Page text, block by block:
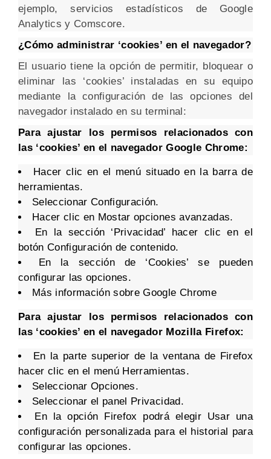
ejemplo, servicios estadísticos de Google
Analytics y Comscore.
¿Cómo administrar ‘cookies’ en el navegador?
El usuario tiene la opción de permitir, bloquear o
eliminar las ‘cookies’ instaladas en su equipo
mediante la configuración de las opciones del
navegador instalado en su terminal:
Para ajustar los permisos relacionados con
las ‘cookies’ en el navegador Google Chrome:
Hacer clic en el menú situado en la barra de
herramientas.
Seleccionar Configuración.
Hacer clic en Mostar opciones avanzadas.
En la sección ‘Privacidad’ hacer clic en el
botón Configuración de contenido.
En la sección de ‘Cookies’ se pueden
configurar las opciones.
Más información sobre Google Chrome
Para ajustar los permisos relacionados con
las ‘cookies’ en el navegador Mozilla Firefox:
En la parte superior de la ventana de Firefox
hacer clic en el menú Herramientas.
Seleccionar Opciones.
Seleccionar el panel Privacidad.
En la opción Firefox podrá elegir Usar una
configuración personalizada para el historial para
configurar las opciones.